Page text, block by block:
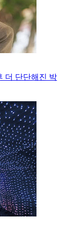
더 단단해진 박